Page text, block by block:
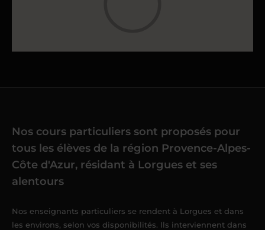
Nos cours particuliers sont proposés pour
tous les élèves de la région Provence-Alpes-
Côte d'Azur, résidant à Lorgues et ses
alentours
Nos enseignants particuliers se rendent à Lorgues et dans
les environs, selon vos disponibilités. Ils interviennent dans